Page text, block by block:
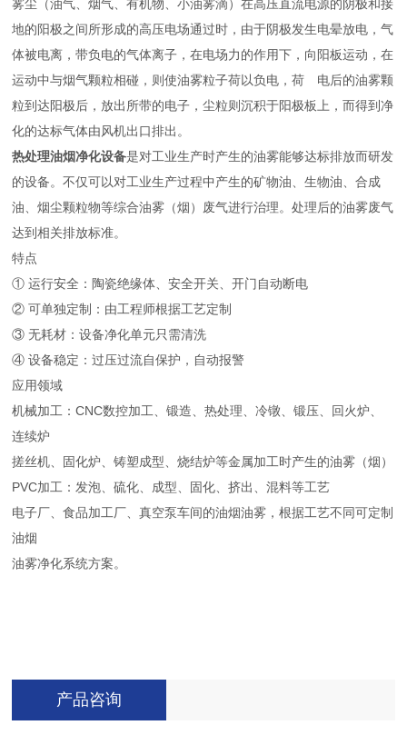
雾尘（油气、烟气、有机物、小油雾滴）在高压直流电源的阴极和接
地的阳极之间所形成的高压电场通过时，由于阴极发生电晕放电，气
体被电离，带负电的气体离子，在电场力的作用下，向阳板运动，在
运动中与烟气颗粒相碰，则使油雾粒子荷以负电，荷 电后的油雾颗
粒到达阳极后，放出所带的电子，尘粒则沉积于阳极板上，而得到净
化的达标气体由风机出口排出。
热处理油烟净化设备是对工业生产时产生的油雾能够达标排放而研发
的设备。不仅可以对工业生产过程中产生的矿物油、生物油、合成
油、烟尘颗粒物等综合油雾（烟）废气进行治理。处理后的油雾废气
达到相关排放标准。
特点
① 运行安全：陶瓷绝缘体、安全开关、开门自动断电
② 可单独定制：由工程师根据工艺定制
③ 无耗材：设备净化单元只需清洗
④ 设备稳定：过压过流自保护，自动报警
应用领域
机械加工：CNC数控加工、锻造、热处理、冷镦、锻压、回火炉、
连续炉
搓丝机、固化炉、铸塑成型、烧结炉等金属加工时产生的油雾（烟）
PVC加工：发泡、硫化、成型、固化、挤出、混料等工艺
电子厂、食品加工厂、真空泵车间的油烟油雾，根据工艺不同可定制
油烟
油雾净化系统方案。
产品咨询